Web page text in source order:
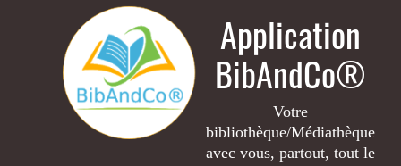
Application
BibAndCo®
Votre
bibliothèque/Médiathèque
avec vous, partout, tout le